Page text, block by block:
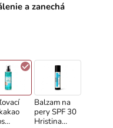
a zanechá
Balzam na
pery SPF 30
Hristina